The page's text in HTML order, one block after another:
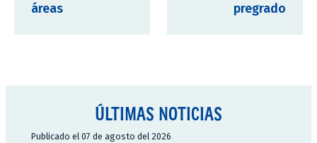
áreas
pregrado
ÚLTIMAS NOTICIAS
Publicado el 07 de agosto del 2026